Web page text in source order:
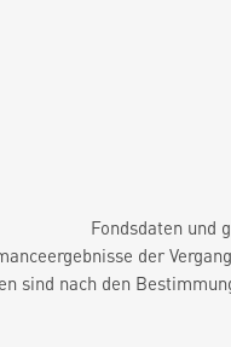
Fondsdaten und
der
sind nach den